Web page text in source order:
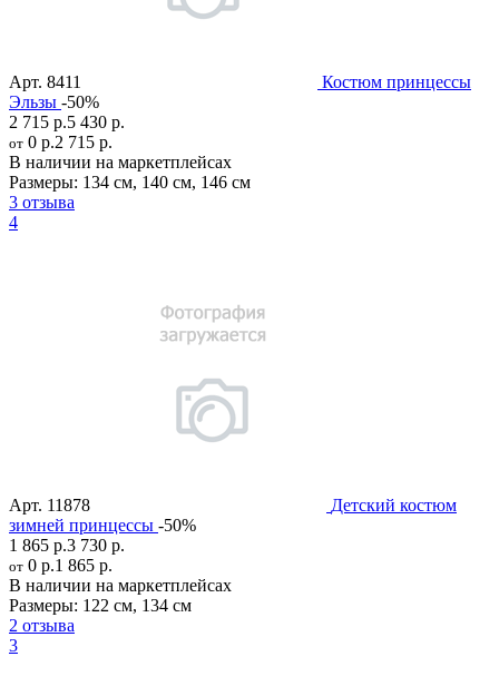
Арт. 8411
Костюм принцессы
Эльзы -50%
2 715 р.5 430 р.
от 0 р.2 715 р.
В наличии на маркетплейсах
Размеры: 134 см, 140 см, 146 см
3 отзыва
4
Арт. 11878
Детский костюм
зимней принцессы -50%
1 865 р.3 730 р.
от 0 р.1 865 р.
В наличии на маркетплейсах
Размеры: 122 см, 134 см
2 отзыва
3